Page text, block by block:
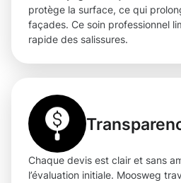
protège la surface, ce qui
façades. Ce soin professionnel
rapide des salissures.
Chaque devis est clair et sans
l’évaluation initiale. Moosweg